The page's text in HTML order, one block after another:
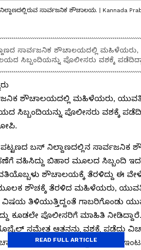
ಸಾರ್ವಜನಿಕ ಶೌಚಾಲಯ. | Kannada
ಸಾರ್ವಜನಿಕ ಶೌಚಾಲಯದಲ್ಲಿ
ಸಿಬ್ಬಂದಿಯನ್ನು ಪೊಲೀಸರು ವಶಕ್ಕೆ
ಶೌಚಾಲಯದಲ್ಲಿ ಮಹಿಳೆಯರು,
ಸಿಬ್ಬಂದಿಯನ್ನು ಪೊಲೀಸರು ವಶಕ್ಕೆ
ಪಟ್ಟಣದ ಬಸ್ ನಿಲ್ದಾಣದಲ್ಲಿನ ಸಾರ್ವಜನಿಕ
ವಹಿಸಿದ್ದು ಬಿಹಾರ ಮೂಲದ ಸಿಬ್ಬಂದಿ
ಶೌಚಾಲಯಕ್ಕೆ ತೆರಳಿದ್ದು ಈ
ಮೂಲಕ ಶೌಚಕ್ಕೆ ತೆರಳಿದ ಮಹಿಳೆಯರು,
ವಿಷಯ ತಿಳಿಯುತ್ತಿದ್ದಂತೆ ಗಾಬರಿಗೊಂಡು
ಕೂಡಲೇ ಪೊಲೀಸರಿಗೆ ಮಾಹಿತಿ ನೀಡಿದ್ದಾರೆ.
ಸಮೇತ ಆತನನ್ನು ವಶಕ್ಕೆ ಪಡೆದು
ನಿರ್ವಹಣೆ ಮಾಡುತ್ತಿರುವ ಶುಚಿ
READ FULL ARTICLE